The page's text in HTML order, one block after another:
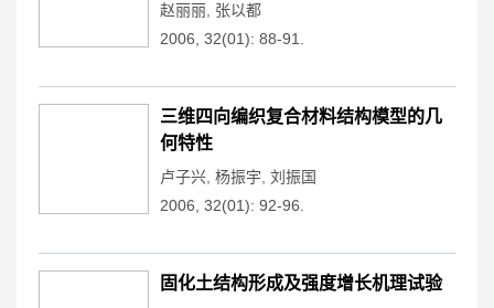
赵丽丽 张以都
2006, 32(01): 88-91.
三维四向编织复合材料结构模型的几
何特性
卢子兴 杨振宇 刘振国
2006, 32(01): 92-96.
固化土结构形成及强度增长机理试验